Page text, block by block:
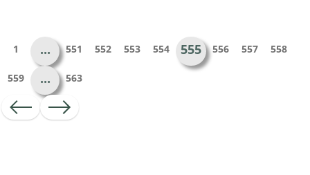
1 ... 551 552 553 554 555 556 557 558
559 ... 563